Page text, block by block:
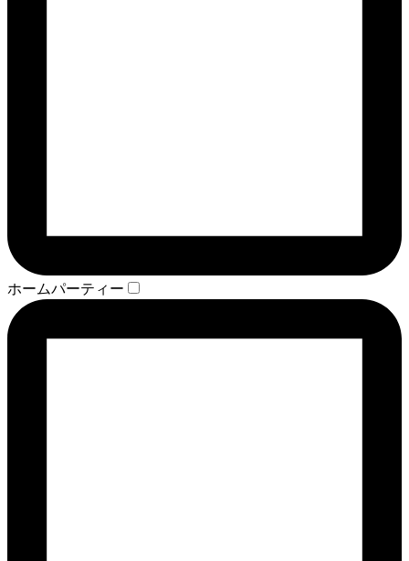
ホームパーティー